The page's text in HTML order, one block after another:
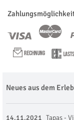
Neues aus dem
14.11.2021 Tapas -